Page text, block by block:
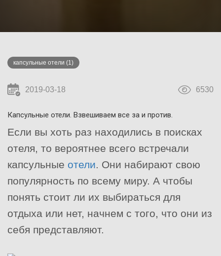
капсульные отели (1)
2019-03-18 6530
Капсульные отели. Взвешиваем все за и против.
Если вы хоть раз находились в поисках
отеля, то вероятнее всего встречали
капсульные отели. Они набирают свою
популярность по всему миру. А чтобы
понять стоит ли их выбираться для
отдыха или нет, начнем с того, что они из
себя представляют.